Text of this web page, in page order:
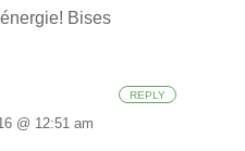
Bises
@ 12:51 am
REPLY